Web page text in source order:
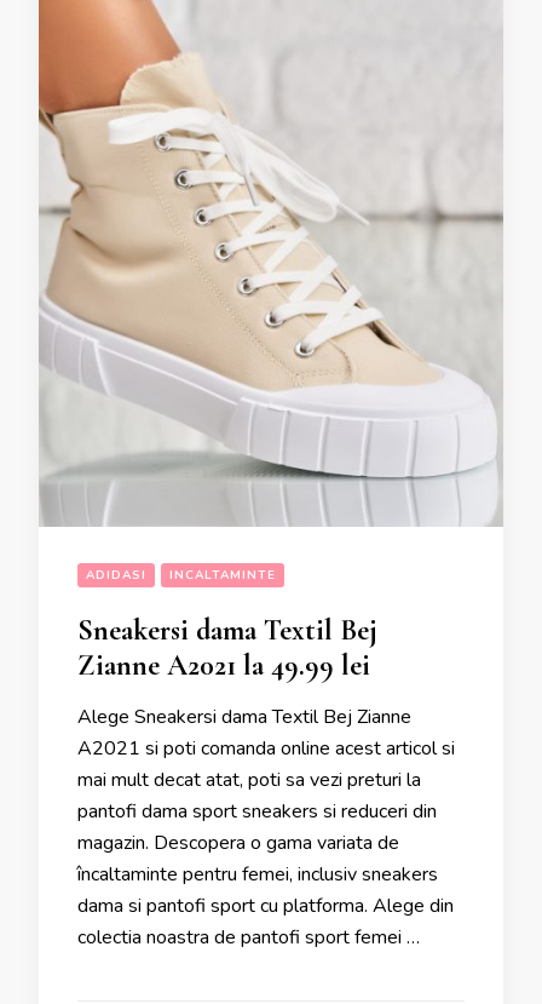
ADIDASI INCALTAMINTE
Sneakersi dama Textil Bej
Zianne A2021 la 49.99 lei
Alege Sneakersi dama Textil Bej Zianne
A2021 si poti comanda online acest articol si
mai mult decat atat, poti sa vezi preturi la
pantofi dama sport sneakers si reduceri din
magazin. Descopera o gama variata de
încaltaminte pentru femei, inclusiv sneakers
dama si pantofi sport cu platforma. Alege din
colectia noastra de pantofi sport femei …